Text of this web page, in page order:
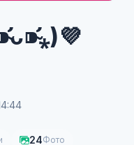
24Фото